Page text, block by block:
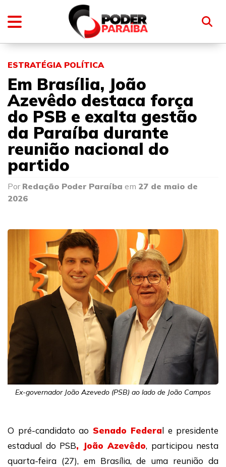
ESTRATÉGIA POLÍTICA
Em Brasília, João
Azevêdo destaca força
do PSB e exalta gestão
da Paraíba durante
reunião nacional do
partido
Por Redação Poder Paraíba em 27 de maio de
2026
Ex-governador João Azevedo (PSB) ao lado de João Campos
O pré-candidato ao Senado Federal e presidente
estadual do PSB, João Azevêdo, participou nesta
quarta-feira (27), em Brasília, de uma reunião da